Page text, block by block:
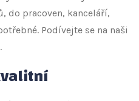
do pracoven, kanceláří,
Podívejte se na naši